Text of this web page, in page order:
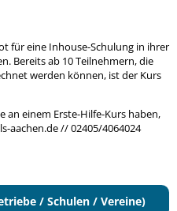
für eine Inhouse-Schulung in ihrer
Bereits ab 10 Teilnehmern, die
werden können, ist der Kurs
an einem Erste-Hilfe-Kurs haben,
aachen.de // 02405/4064024
/ Schulen / Vereine)